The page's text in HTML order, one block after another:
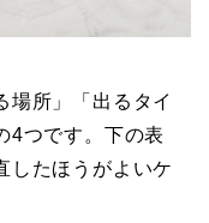
場所」「出るタイ
4つです。下の表
したほうがよいケ